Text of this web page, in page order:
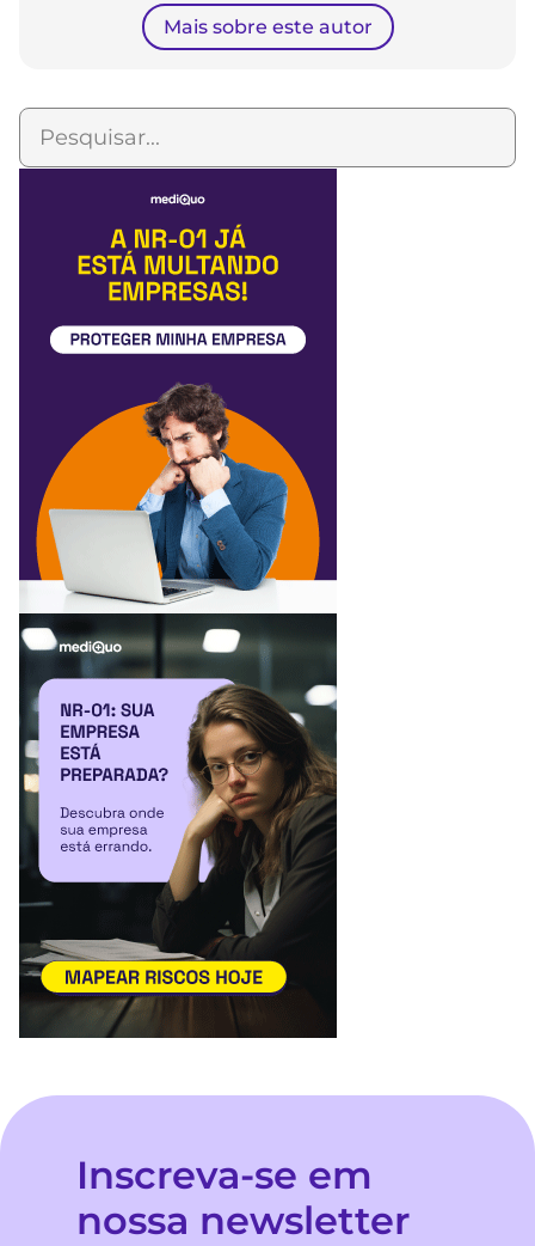
Mais sobre este autor
Inscreva-se em
nossa newsletter